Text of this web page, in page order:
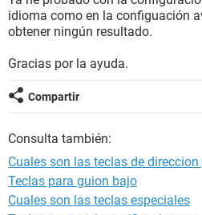
idioma como en la configuación
obtener ningún resultado.
Gracias por la ayuda.
Compartir
Consulta también:
Cuales son las teclas de
Teclas para guion bajo
Cuales son las teclas especiales